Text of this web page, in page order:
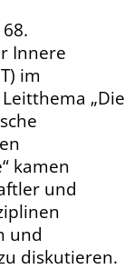
Innere
im
„Die
kamen
und
und
diskutieren.